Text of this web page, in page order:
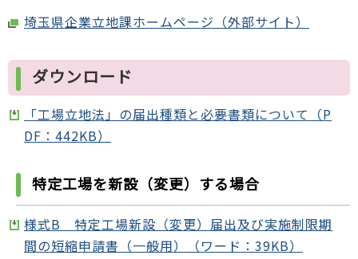
埼玉県企業立地課ホームページ（外部サイト）
ダウンロード
「工場立地法」の届出種類と必要書類について（P
DF：442KB）
特定工場を新設（変更）する場合
様式B 特定工場新設（変更）届出及び実施制限期
間の短縮申請書（一般用）（ワード：39KB）